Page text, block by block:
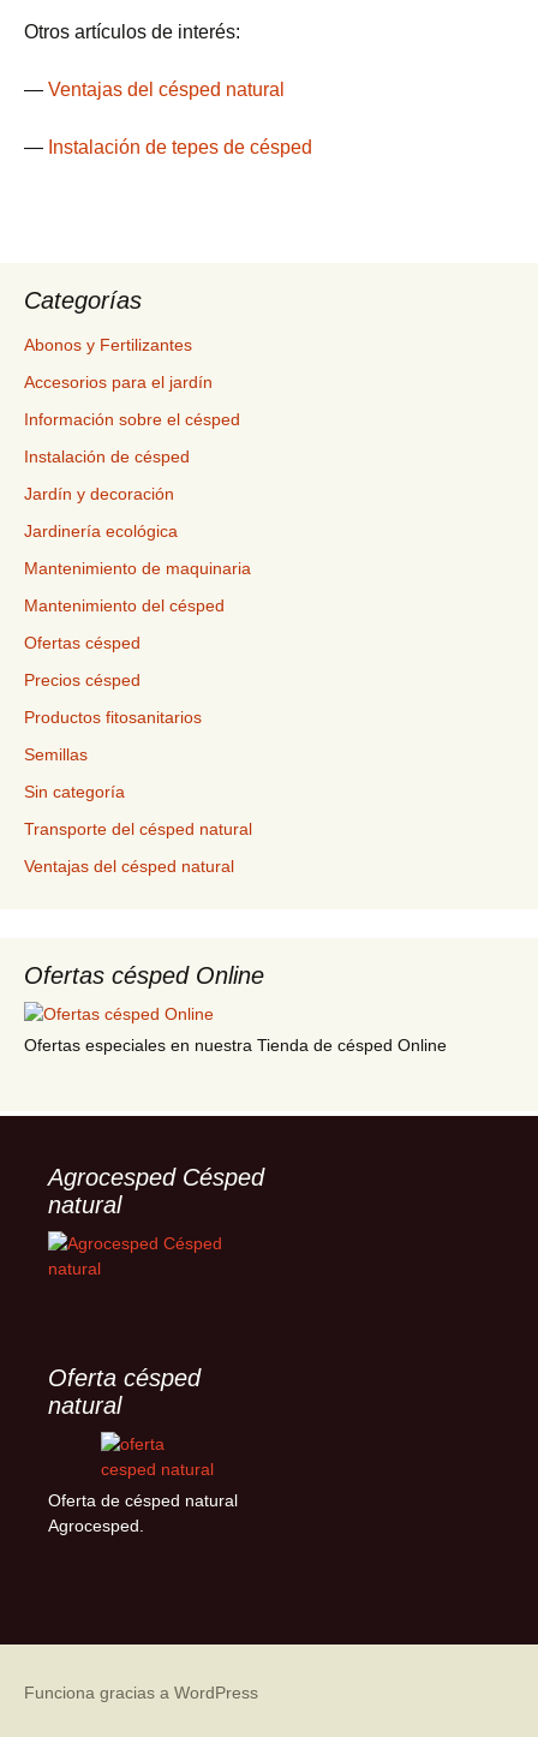
Otros artículos de interés:
— Ventajas del césped natural
— Instalación de tepes de césped
Categorías
Abonos y Fertilizantes
Accesorios para el jardín
Información sobre el césped
Instalación de césped
Jardín y decoración
Jardinería ecológica
Mantenimiento de maquinaria
Mantenimiento del césped
Ofertas césped
Precios césped
Productos fitosanitarios
Semillas
Sin categoría
Transporte del césped natural
Ventajas del césped natural
Ofertas césped Online
Ofertas especiales en nuestra Tienda de césped Online
Agrocesped Césped
natural
Oferta césped
natural
Oferta de césped natural
Agrocesped.
Funciona gracias a WordPress